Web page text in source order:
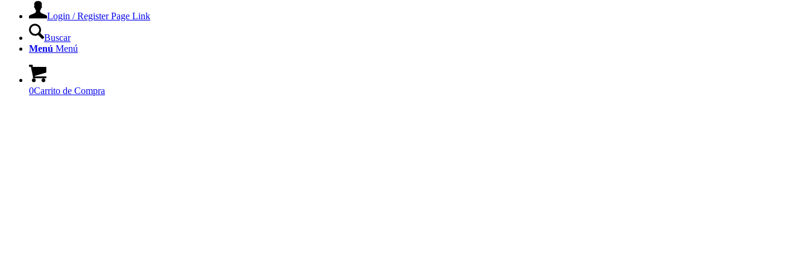
Login / Register Page Link
Buscar
Menú Menú
0Carrito de Compra